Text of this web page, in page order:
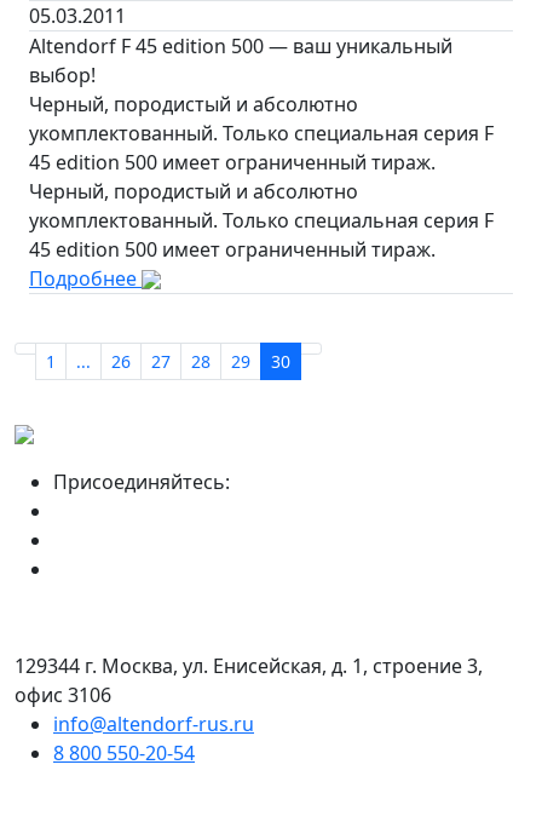
05.03.2011
Altendorf F 45 edition 500 — ваш уникальный
выбор!
Черный, породистый и абсолютно
укомплектованный. Только специальная серия F
45 edition 500 имеет ограниченный тираж.
Черный, породистый и абсолютно
укомплектованный. Только специальная серия F
45 edition 500 имеет ограниченный тираж.
Подробнее
1 ... 26 27 28 29 30
Присоединяйтесь:
129344 г. Москва, ул. Енисейская, д. 1, строение 3,
офис 3106
info@altendorf-rus.ru
8 800 550-20-54